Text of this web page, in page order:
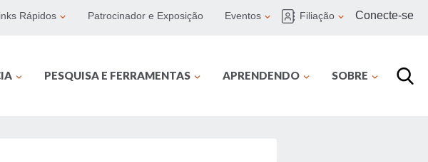
Rápidos Patrocinador e Exposição Eventos Filiação Conecte-se
PESQUISA E FERRAMENTAS APRENDENDO SOBRE